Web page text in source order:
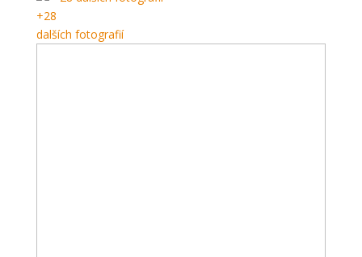
+28
dalších fotografií